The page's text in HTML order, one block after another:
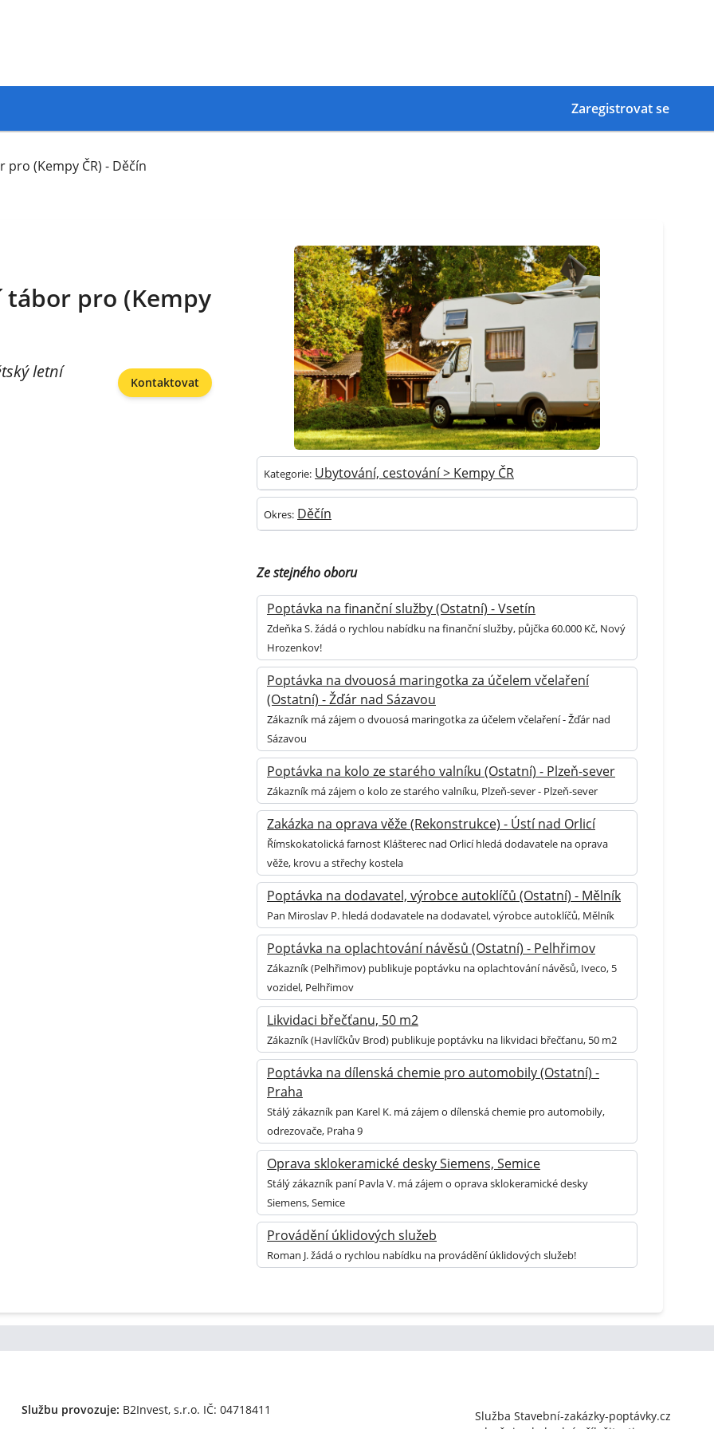
Zaregistrovat se
(Kempy ČR) - Děčín
pro (Kempy
letní
Kontaktovat
Kategorie: Ubytování, cestování > Kempy ČR
Okres: Děčín
Ze stejného oboru
Poptávka na finanční služby (Ostatní) - Vsetín
Zdeňka S. žádá o rychlou nabídku na finanční služby, půjčka 60.000 Kč, Nový
Hrozenkov!
Poptávka na dvouosá maringotka za účelem včelaření
(Ostatní) - Žďár nad Sázavou
Zákazník má zájem o dvouosá maringotka za účelem včelaření - Žďár nad
Sázavou
Poptávka na kolo ze starého valníku (Ostatní) - Plzeň-sever
Zákazník má zájem o kolo ze starého valníku, Plzeň-sever - Plzeň-sever
Zakázka na oprava věže (Rekonstrukce) - Ústí nad Orlicí
Římskokatolická farnost Klášterec nad Orlicí hledá dodavatele na oprava
věže, krovu a střechy kostela
Poptávka na dodavatel, výrobce autoklíčů (Ostatní) - Mělník
Pan Miroslav P. hledá dodavatele na dodavatel, výrobce autoklíčů, Mělník
Poptávka na oplachtování návěsů (Ostatní) - Pelhřimov
Zákazník (Pelhřimov) publikuje poptávku na oplachtování návěsů, Iveco, 5
vozidel, Pelhřimov
Likvidaci břečťanu, 50 m2
Zákazník (Havlíčkův Brod) publikuje poptávku na likvidaci břečťanu, 50 m2
Poptávka na dílenská chemie pro automobily (Ostatní) -
Praha
Stálý zákazník pan Karel K. má zájem o dílenská chemie pro automobily,
odrezovače, Praha 9
Oprava sklokeramické desky Siemens, Semice
Stálý zákazník paní Pavla V. má zájem o oprava sklokeramické desky
Siemens, Semice
Provádění úklidových služeb
Roman J. žádá o rychlou nabídku na provádění úklidových služeb!
Službu provozuje: B2Invest, s.r.o. IČ: 04718411
Služba Stavební-zakázky-poptávky.cz